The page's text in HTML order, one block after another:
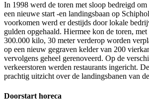
In 1998 werd de toren met sloop bedreigd
een nieuwe start -en landingsbaan op
voorkomen werd er destijds door lokale
gulden opgehaald. Hiermee kon de toren,
300.000 kilo, 30 meter verderop worden
op een nieuw gegraven kelder van 200
vervolgens geheel gerenoveerd. Op de
verkeerstoren werden restaurants ingericht.
prachtig uitzicht over de landingsbanen van
Doorstart horeca